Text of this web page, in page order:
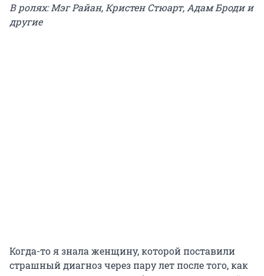
В ролях: Мэг Райан, Кристен Стюарт, Адам Броди и
другие
Когда-то я знала женщину, которой поставили
страшный диагноз через пару лет после того, как